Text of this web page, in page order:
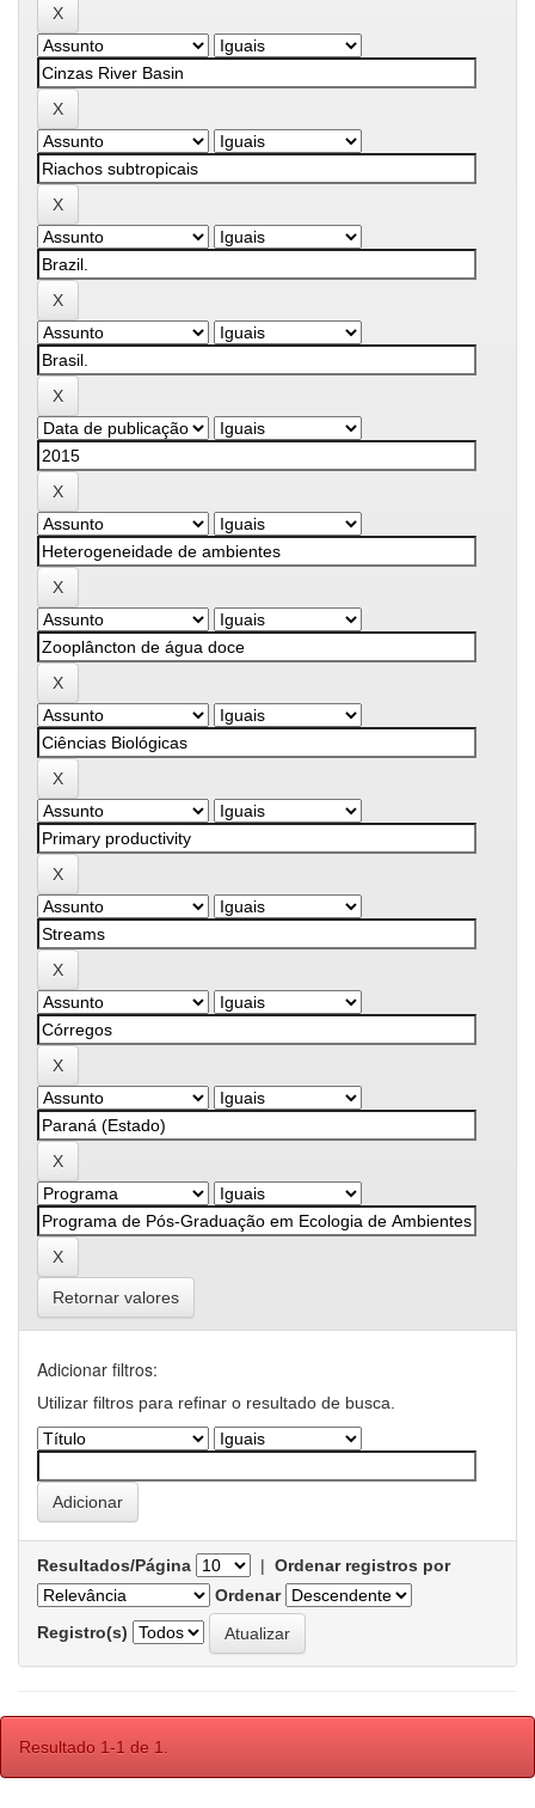
Retornar valores
Adicionar filtros:
Utilizar filtros para refinar o resultado de busca.
Resultados/Página | Ordenar registros por
Ordenar
Registro(s)
Resultado 1-1 de 1.